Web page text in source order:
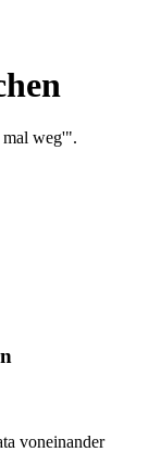
mal weg'".
voneinander